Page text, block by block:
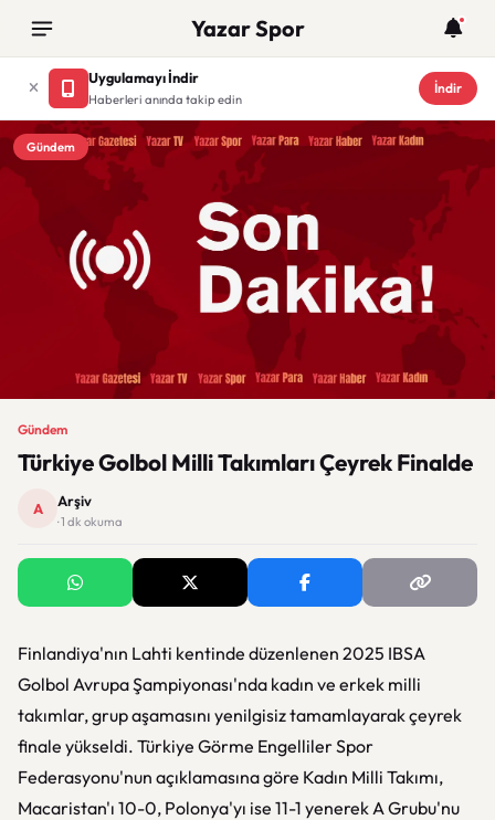
Yazar Spor
Uygulamayı İndir
Haberleri anında takip edin
İndir
Gündem
Gündem
Türkiye Golbol Milli Takımları Çeyrek Finalde
A Arşiv
· 1 dk okuma
Finlandiya'nın Lahti kentinde düzenlenen 2025 IBSA
Golbol Avrupa Şampiyonası'nda kadın ve erkek milli
takımlar, grup aşamasını yenilgisiz tamamlayarak çeyrek
finale yükseldi. Türkiye Görme Engelliler Spor
Federasyonu'nun açıklamasına göre Kadın Milli Takımı,
Macaristan'ı 10-0, Polonya'yı ise 11-1 yenerek A Grubu'nu